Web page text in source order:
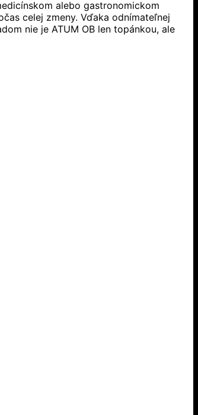
alebo gastronomickom
celej zmeny. Vďaka odnímateľnej
nie je ATUM OB len topánkou, ale